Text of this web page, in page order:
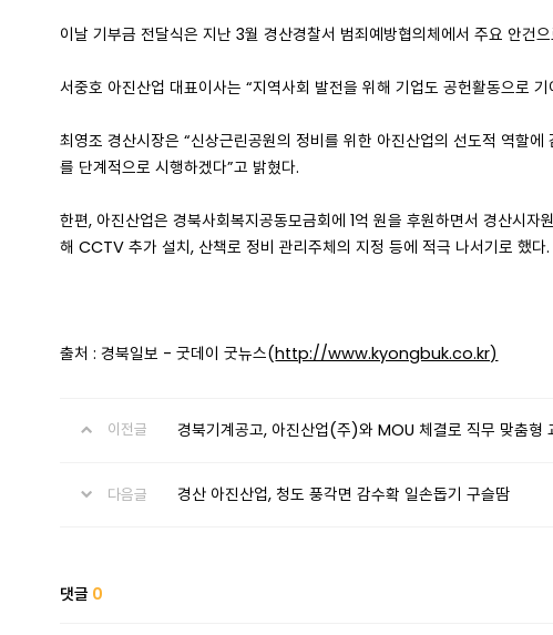
이날 기부금 전달식은 지난 3월 경산경찰서 범죄예방협의체에서 주요 안건
서중호 아진산업 대표이사는 “지역사회 발전을 위해 기업도 공헌활동으로
최영조 경산시장은 “신상근린공원의 정비를 위한 아진산업의 선도적 역할
를 단계적으로 시행하겠다”고 밝혔다.
한편, 아진산업은 경북사회복지공동모금회에 1억 원을 후원하면서 경산시
해 CCTV 추가 설치, 산책로 정비 관리주체의 지정 등에 적극 나서기로 했다.
출처 : 경북일보 - 굿데이 굿뉴스(http://www.kyongbuk.co.kr)
이전글 경북기계공고, 아진산업(주)와 MOU 체결로 직무 맞춤형
다음글 경산 아진산업, 청도 풍각면 감수확 일손돕기 구슬땀
댓글 0